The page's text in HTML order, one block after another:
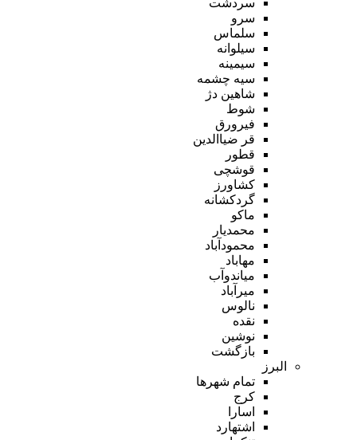
سرو
سلماس
سیلوانه
سیمینه
سیه چشمه
شاهین دژ
شوط
فیرورق
قر ضیاالدین
قطور
قوشچی
کشاورز
گردکشانه
ماکو
محمدیار
محمودآباد
مهاباد
میاندوآب
میرآباد
نالوس
نقده
نوشین
بازگشت
البرز
تمام شهر‌ها
کرج
اسارا
اشتهارد